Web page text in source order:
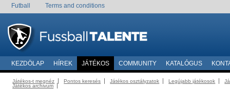
Futball Terms and conditions
KEZDÖLAP HÍREK JÁTÉKOS COMMUNITY KATALÓGUS
Játékos-t megnéz Pontos keresés Játékos osztályzatok Legújabb játékosok
Játékos archivum